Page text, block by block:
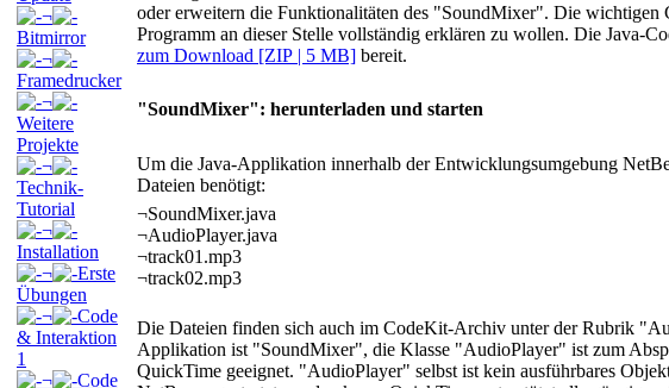
¬
Bitmirror
¬
Framedrucker
¬
Weitere
Projekte
¬
Technik-
Tutorial
¬
Installation
¬
Erste
Übungen
¬
Code
& Interaktion
1
¬
Code
oder erweitern die Funktionalitäten des "SoundMixer". Die wichtigen
Programm an dieser Stelle vollständig erklären zu wollen. Die Java-
zum Download [ZIP | 5 MB] bereit.
"SoundMixer": herunterladen und starten
Um die Java-Applikation innerhalb der Entwicklungsumgebung
Dateien benötigt:
¬SoundMixer.java
¬AudioPlayer.java
¬track01.mp3
¬track02.mp3
Die Dateien finden sich auch im CodeKit-Archiv unter der Rubrik
Applikation ist "SoundMixer", die Klasse "AudioPlayer" ist zum
QuickTime geeignet. "AudioPlayer" selbst ist kein ausführbares